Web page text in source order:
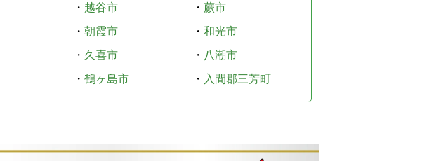
・ 越谷市 ・ 蕨市
・ 朝霞市 ・ 和光市
・ 久喜市 ・ 八潮市
・ 鶴ヶ島市 ・ 入間郡三芳町